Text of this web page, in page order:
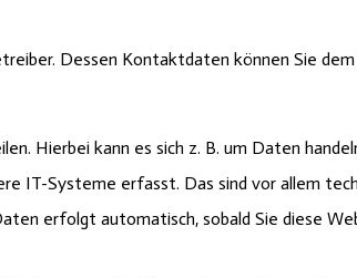
Dessen Kontaktdaten können Sie
Hierbei kann es sich z. B. um Daten
IT-Systeme erfasst. Das sind vor allem
erfolgt automatisch, sobald Sie diese